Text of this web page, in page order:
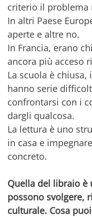
criterio il problema
In altri Paese
aperte e altre no.
In Francia, erano
ancora più acceso
La scuola è chiusa,
hanno serie
confrontarsi con i
dargli qualcosa.
La lettura è uno
in casa e
concreto.
Quella del libraio è
possono svolgere,
culturale. Cosa